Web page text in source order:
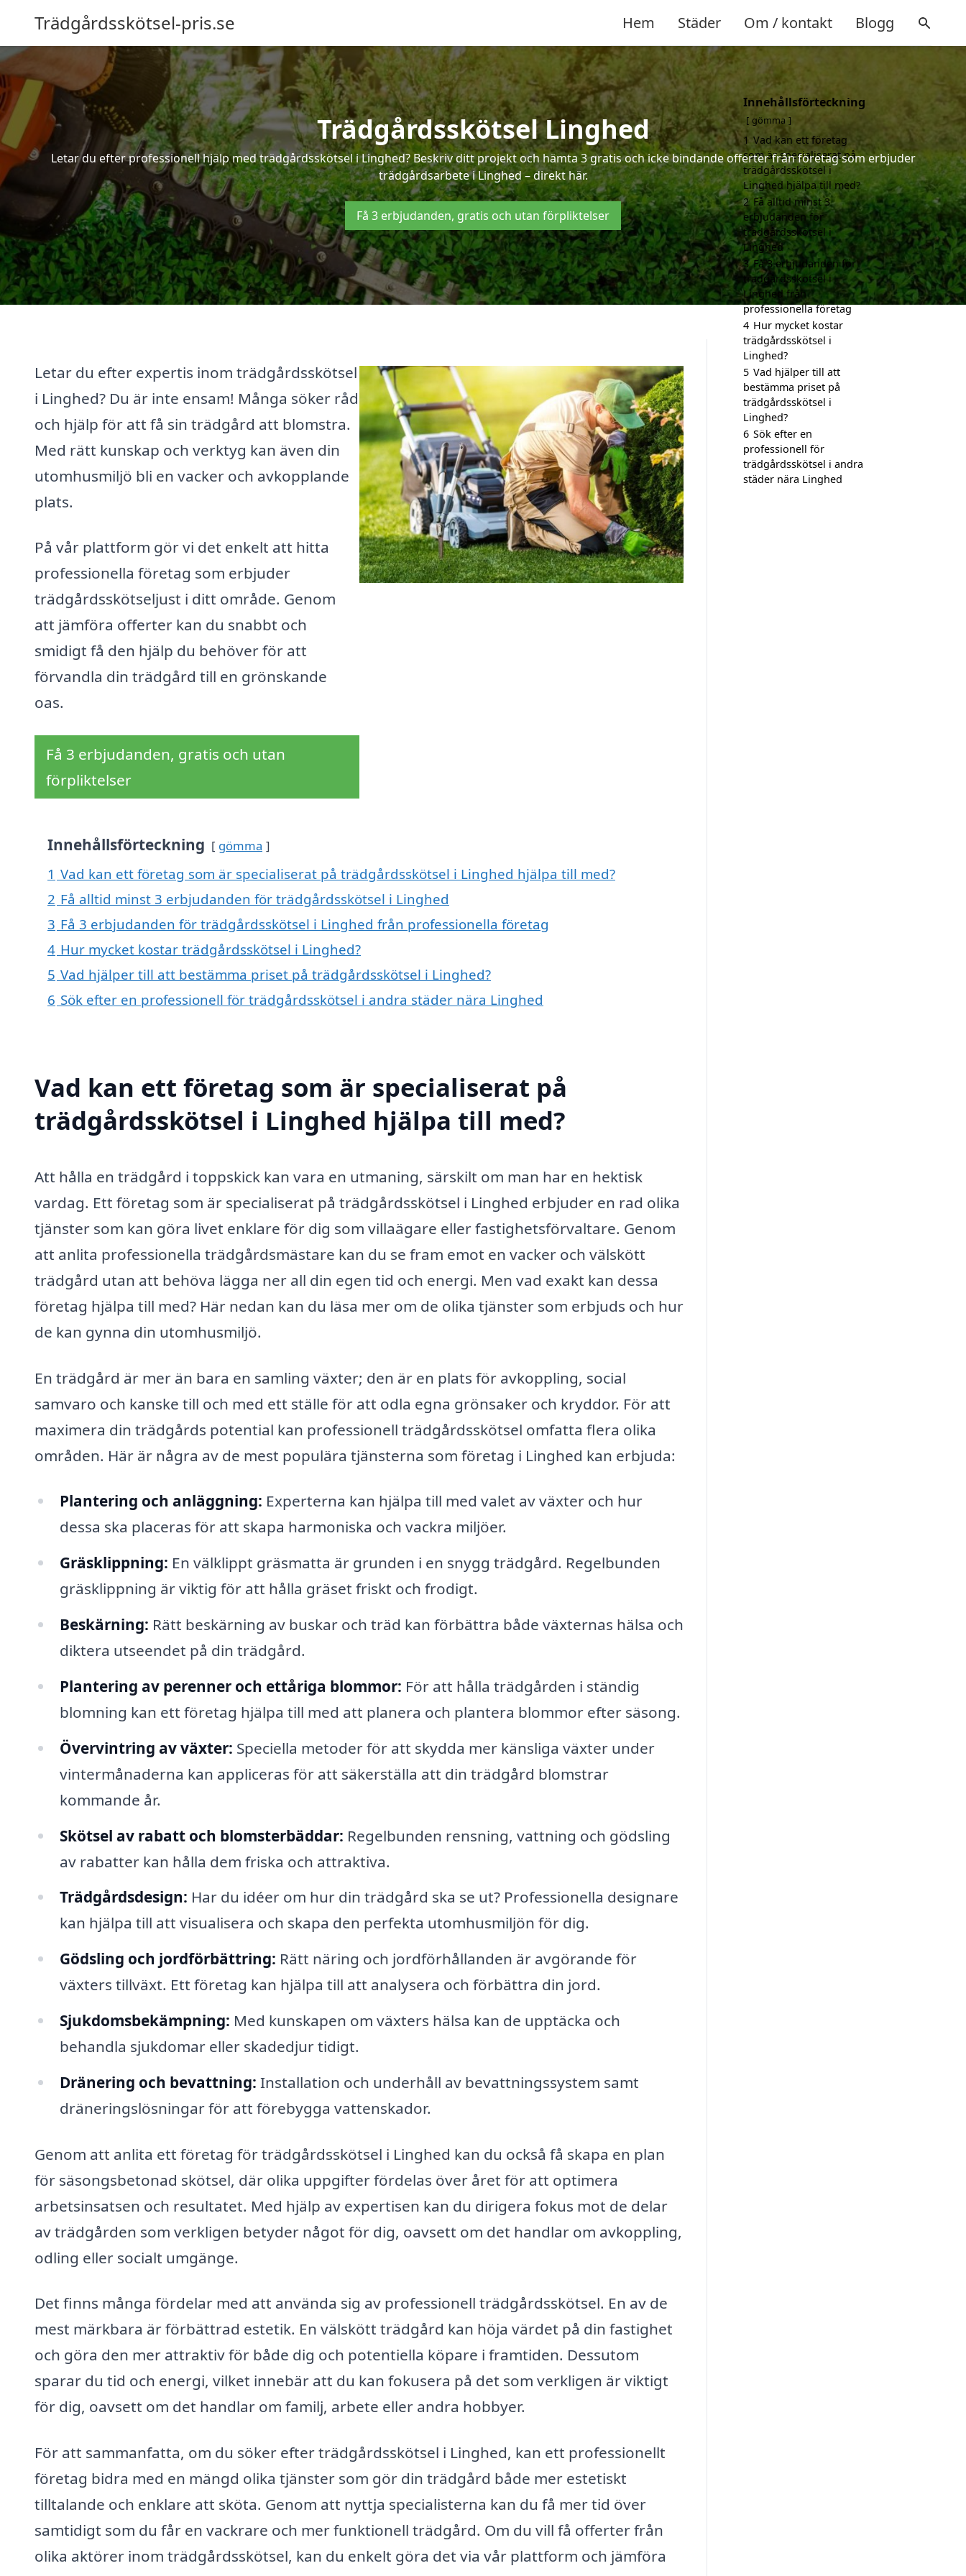
Trädgårdsskötsel-pris.se Hem Städer Om / kontakt Blogg
Trädgårdsskötsel Linghed
Letar du efter professionell hjälp med trädgårdsskötsel i Linghed? Beskriv ditt projekt och hämta 3 gratis och icke bindande offerter från företag som erbjuder
trädgårdsarbete i Linghed – direkt här.
Få 3 erbjudanden, gratis och utan förpliktelser
Letar du efter expertis inom trädgårdsskötsel
i Linghed? Du är inte ensam! Många söker råd
och hjälp för att få sin trädgård att blomstra.
Med rätt kunskap och verktyg kan även din
utomhusmiljö bli en vacker och avkopplande
plats.
På vår plattform gör vi det enkelt att hitta
professionella företag som erbjuder
trädgårdsskötseljust i ditt område. Genom
att jämföra offerter kan du snabbt och
smidigt få den hjälp du behöver för att
förvandla din trädgård till en grönskande
oas.
Få 3 erbjudanden, gratis och utan
förpliktelser
Innehållsförteckning gömma
1 Vad kan ett företag som är specialiserat på trädgårdsskötsel i Linghed hjälpa till med?
2 Få alltid minst 3 erbjudanden för trädgårdsskötsel i Linghed
3 Få 3 erbjudanden för trädgårdsskötsel i Linghed från professionella företag
4 Hur mycket kostar trädgårdsskötsel i Linghed?
5 Vad hjälper till att bestämma priset på trädgårdsskötsel i Linghed?
6 Sök efter en professionell för trädgårdsskötsel i andra städer nära Linghed
Vad kan ett företag som är specialiserat på
trädgårdsskötsel i Linghed hjälpa till med?
Att hålla en trädgård i toppskick kan vara en utmaning, särskilt om man har en hektisk
vardag. Ett företag som är specialiserat på trädgårdsskötsel i Linghed erbjuder en rad olika
tjänster som kan göra livet enklare för dig som villaägare eller fastighetsförvaltare. Genom
att anlita professionella trädgårdsmästare kan du se fram emot en vacker och välskött
trädgård utan att behöva lägga ner all din egen tid och energi. Men vad exakt kan dessa
företag hjälpa till med? Här nedan kan du läsa mer om de olika tjänster som erbjuds och hur
de kan gynna din utomhusmiljö.
En trädgård är mer än bara en samling växter; den är en plats för avkoppling, social
samvaro och kanske till och med ett ställe för att odla egna grönsaker och kryddor. För att
maximera din trädgårds potential kan professionell trädgårdsskötsel omfatta flera olika
områden. Här är några av de mest populära tjänsterna som företag i Linghed kan erbjuda:
Plantering och anläggning: Experterna kan hjälpa till med valet av växter och hur
dessa ska placeras för att skapa harmoniska och vackra miljöer.
Gräsklippning: En välklippt gräsmatta är grunden i en snygg trädgård. Regelbunden
gräsklippning är viktig för att hålla gräset friskt och frodigt.
Beskärning: Rätt beskärning av buskar och träd kan förbättra både växternas hälsa och
diktera utseendet på din trädgård.
Plantering av perenner och ettåriga blommor: För att hålla trädgården i ständig
blomning kan ett företag hjälpa till med att planera och plantera blommor efter säsong.
Övervintring av växter: Speciella metoder för att skydda mer känsliga växter under
vintermånaderna kan appliceras för att säkerställa att din trädgård blomstrar
kommande år.
Skötsel av rabatt och blomsterbäddar: Regelbunden rensning, vattning och gödsling
av rabatter kan hålla dem friska och attraktiva.
Trädgårdsdesign: Har du idéer om hur din trädgård ska se ut? Professionella designare
kan hjälpa till att visualisera och skapa den perfekta utomhusmiljön för dig.
Gödsling och jordförbättring: Rätt näring och jordförhållanden är avgörande för
växters tillväxt. Ett företag kan hjälpa till att analysera och förbättra din jord.
Sjukdomsbekämpning: Med kunskapen om växters hälsa kan de upptäcka och
behandla sjukdomar eller skadedjur tidigt.
Dränering och bevattning: Installation och underhåll av bevattningssystem samt
dräneringslösningar för att förebygga vattenskador.
Genom att anlita ett företag för trädgårdsskötsel i Linghed kan du också få skapa en plan
för säsongsbetonad skötsel, där olika uppgifter fördelas över året för att optimera
arbetsinsatsen och resultatet. Med hjälp av expertisen kan du dirigera fokus mot de delar
av trädgården som verkligen betyder något för dig, oavsett om det handlar om avkoppling,
odling eller socialt umgänge.
Det finns många fördelar med att använda sig av professionell trädgårdsskötsel. En av de
mest märkbara är förbättrad estetik. En välskött trädgård kan höja värdet på din fastighet
och göra den mer attraktiv för både dig och potentiella köpare i framtiden. Dessutom
sparar du tid och energi, vilket innebär att du kan fokusera på det som verkligen är viktigt
för dig, oavsett om det handlar om familj, arbete eller andra hobbyer.
För att sammanfatta, om du söker efter trädgårdsskötsel i Linghed, kan ett professionellt
företag bidra med en mängd olika tjänster som gör din trädgård både mer estetiskt
tilltalande och enklare att sköta. Genom att nyttja specialisterna kan du få mer tid över
samtidigt som du får en vackrare och mer funktionell trädgård. Om du vill få offerter från
olika aktörer inom trädgårdsskötsel, kan du enkelt göra det via vår plattform och jämföra
Innehållsförteckning
gömma
1 Vad kan ett företag
som är specialiserat på
trädgårdsskötsel i
Linghed hjälpa till med?
2 Få alltid minst 3
erbjudanden för
trädgårdsskötsel i
Linghed
3 Få 3 erbjudanden för
trädgårdsskötsel i
Linghed från
professionella företag
4 Hur mycket kostar
trädgårdsskötsel i
Linghed?
5 Vad hjälper till att
bestämma priset på
trädgårdsskötsel i
Linghed?
6 Sök efter en
professionell för
trädgårdsskötsel i andra
städer nära Linghed